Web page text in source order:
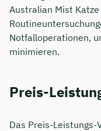
Australian Mist
Notfalloperationen,
minimieren.
Preis-
Das Preis-